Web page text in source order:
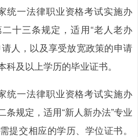
一法律职业资格考试实施办
十三条规定，适用“老人老办
人，以及享受放宽政策的申请
科及以上学历的毕业证书。
一法律职业资格考试实施办
条规定，适用“新人新办法”专业
提交相应的学历、学位证书。